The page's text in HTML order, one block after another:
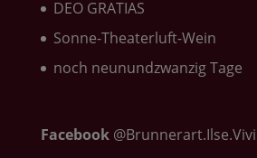
DEO GRATIAS
Sonne-Theaterluft-Wein
noch neunundzwanzig Tage
Facebook